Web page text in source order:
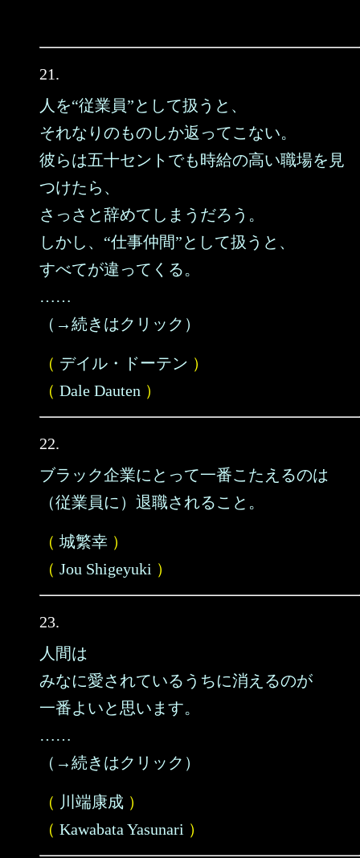
21.
人を“従業員”として扱うと、
それなりのものしか返ってこない。
彼らは五十セントでも時給の高い職場を見
つけたら、
さっさと辞めてしまうだろう。
しかし、“仕事仲間”として扱うと、
すべてが違ってくる。
……
（→続きはクリック）
（ デイル・ドーテン ）
（ Dale Dauten ）
22.
ブラック企業にとって一番こたえるのは
（従業員に）退職されること。
（ 城繁幸 ）
（ Jou Shigeyuki ）
23.
人間は
みなに愛されているうちに消えるのが
一番よいと思います。
……
（→続きはクリック）
（ 川端康成 ）
（ Kawabata Yasunari ）